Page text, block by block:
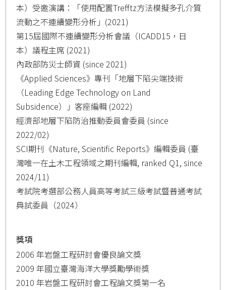
本）受邀演講：「使用配置Trefftz方法模擬多孔介質
流動之不連續變形分析」(2021)
第15屆國際不連續變形分析會議（ICADD15，日
本）議程主席 (2021)
內政部防災士師資 (since 2021)
《Applied Sciences》專刊「地層下陷尖端技術
（Leading Edge Technology on Land
Subsidence）」客座編輯 (2022)
經濟部地層下陷防治推動委員會委員 (since
2022/02)
SCI期刊《Nature, Scientific Reports》編輯委員 (臺
灣唯一在土木工程領域之期刊編輯, ranked Q1, since
2024/11)
考試院考選部公務人員高等考試三級考試暨普通考試
典試委員（2024）
獎項
2006 年岩盤工程研討會優良論文獎
2009 年國立臺灣海洋大學獎勵學術獎
2010 年岩盤工程研討會工程論文獎第一名